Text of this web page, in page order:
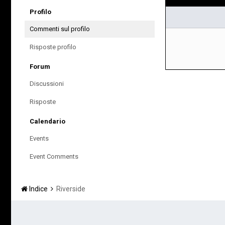
Profilo
Commenti sul profilo
Risposte profilo
Forum
Discussioni
Risposte
Calendario
Events
Event Comments
Indice Riverside